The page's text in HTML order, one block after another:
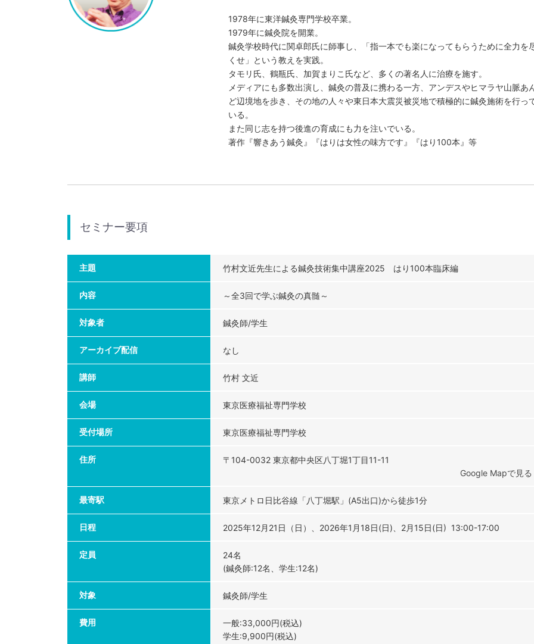
1978年に東洋鍼灸専門学校卒業。
1979年に鍼灸院を開業。
鍼灸学校時代に関卓郎氏に師事し、「指一本でも楽になってもらうために全力を
くせ」という教えを実践。
タモリ氏、鶴瓶氏、加賀まりこ氏など、多くの著名人に治療を施す。
メディアにも多数出演し、鍼灸の普及に携わる一方、アンデスやヒマラヤ山脈あ
ど辺境地を歩き、その地の人々や東日本大震災被災地で積極的に鍼灸施術を行っ
いる。
また同じ志を持つ後進の育成にも力を注いでいる。
著作『響きあう鍼灸』『はりは女性の味方です』『はり100本』等
セミナー要項
主題 竹村文近先生による鍼灸技術集中講座2025 はり100本臨床編
内容 ～全3回で学ぶ鍼灸の真髄～
対象者 鍼灸師/学生
アーカイブ配信 なし
講師 竹村 文近
会場 東京医療福祉専門学校
受付場所 東京医療福祉専門学校
住所
〒104-0032 東京都中央区八丁堀1丁目11-11
Google Mapで見る
最寄駅 東京メトロ日比谷線「八丁堀駅」(A5出口)から徒歩1分
日程 2025年12月21日（日）、2026年1月18日(日)、2月15日(日) 13:00-17:00
定員
24名
(鍼灸師:12名、学生:12名)
対象 鍼灸師/学生
費用
一般:33,000円(税込)
学生:9,900円(税込)